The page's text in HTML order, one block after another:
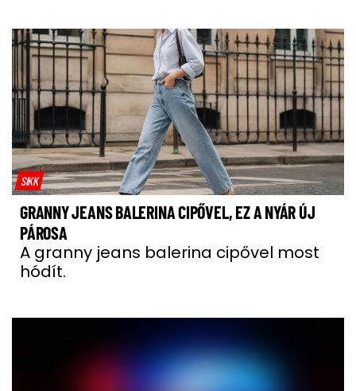
SIKK
GRANNY JEANS BALERINA CIPŐVEL, EZ A NYÁR ÚJ
PÁROSA
A granny jeans balerina cipővel most
hódít.